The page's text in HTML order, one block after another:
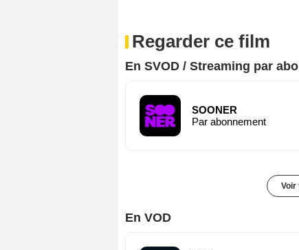
Regarder ce film
En SVOD / Streaming par
SOONER
Par abonnement
Voir
En VOD